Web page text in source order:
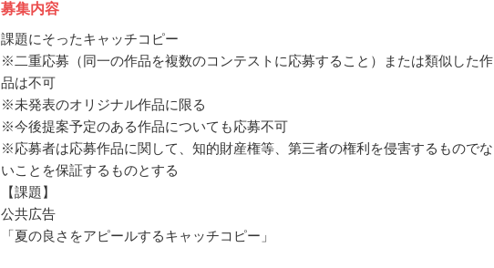
募集内容
課題にそったキャッチコピー
※二重応募（同一の作品を複数のコンテストに応募すること）または類似した作
品は不可
※未発表のオリジナル作品に限る
※今後提案予定のある作品についても応募不可
※応募者は応募作品に関して、知的財産権等、第三者の権利を侵害するものでな
いことを保証するものとする
【課題】
公共広告
「夏の良さをアピールするキャッチコピー」